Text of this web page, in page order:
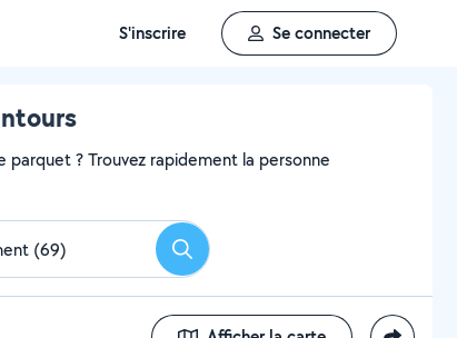
S'inscrire Se connecter
? Trouvez rapidement la personne
Rechercher